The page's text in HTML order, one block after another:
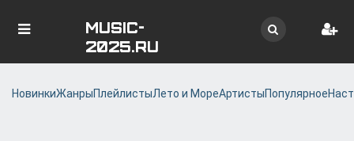
MUSIC-
2025.RU
НовинкиЖанрыПлейлистыЛето и МореАртистыПопулярное